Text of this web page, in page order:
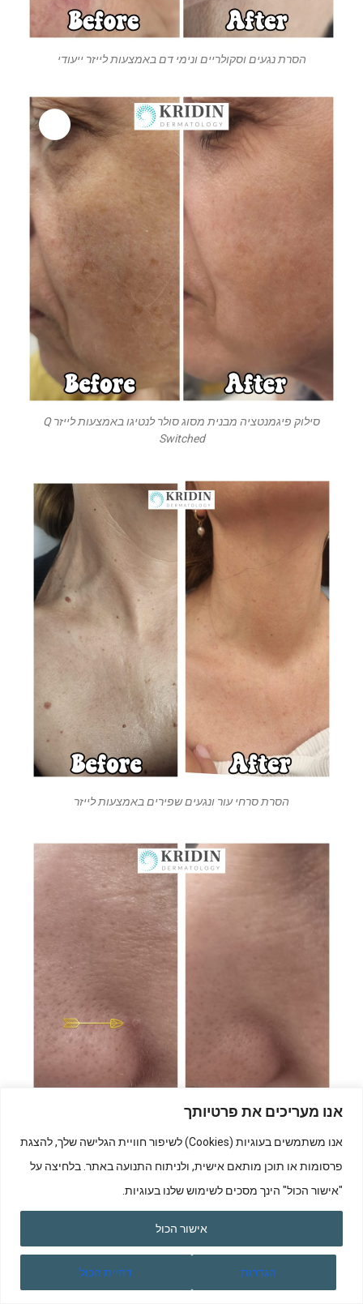
אנו מעריכים את פרטיותך
אנו משתמשים בעוגיות (Cookies) לשיפור חוויית הגלישה שלך, להצגת
פרסומות או תוכן מותאם אישית, ולניתוח התנועה באתר. בלחיצה על
"אישור הכול" הינך מסכים לשימוש שלנו בעוגיות.
הגדרות דחיית הכול
אישור הכול
הסרת נגעים וסקולריים ונימי דם באמצעות לייזר ייעודי
סילוק פיגמנטציה מבנית מסוג סולר לנטיגו באמצעות לייזר Q
Switched
הסרת סרחי עור ונגעים שפירים באמצעות לייזר
הסרת נגעים שפירים באמצעות לייזר